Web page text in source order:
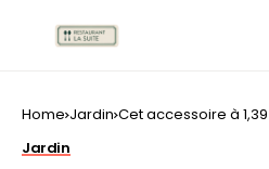
Home Jardin Cet accessoire à
Jardin